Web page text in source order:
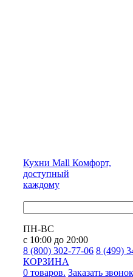
Кухни Mall Комфорт,
доступный
каждому
ПН-ВС
с 10:00 до 20:00
8 (800) 302-77-06 8 (499)
КОРЗИНА
0 товаров. Заказать звонок